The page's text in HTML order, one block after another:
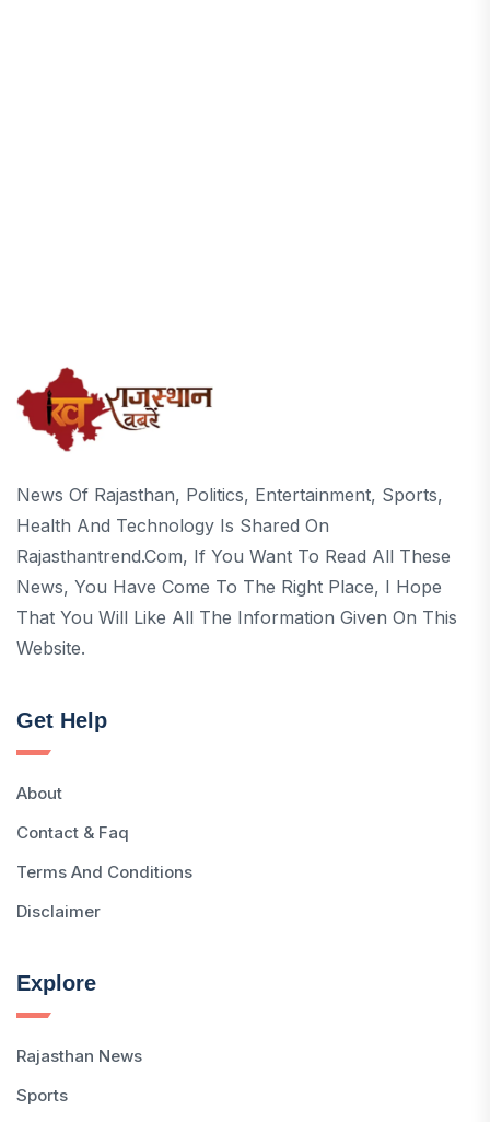
News Of Rajasthan, Politics, Entertainment, Sports,
Health And Technology Is Shared On
Rajasthantrend.com, If You Want To Read All These
News, You Have Come To The Right Place, I Hope
That You Will Like All The Information Given On This
Website.
Get Help
About
Contact & Faq
Terms And Conditions
Disclaimer
Explore
Rajasthan News
Sports